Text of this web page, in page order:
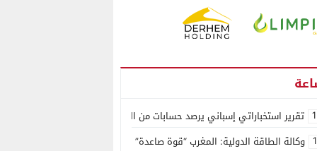
تقرير استخباراتي إسباني يرصد حسابات من الجزائر وأرقاما بـ”213+” ضمن حملة رقمية منظمة حرّضت على اقتحام سبتة
وكالة الطاقة الدولية: المغرب “قوة صاعدة” في سوق المعادن الاستراتيجية